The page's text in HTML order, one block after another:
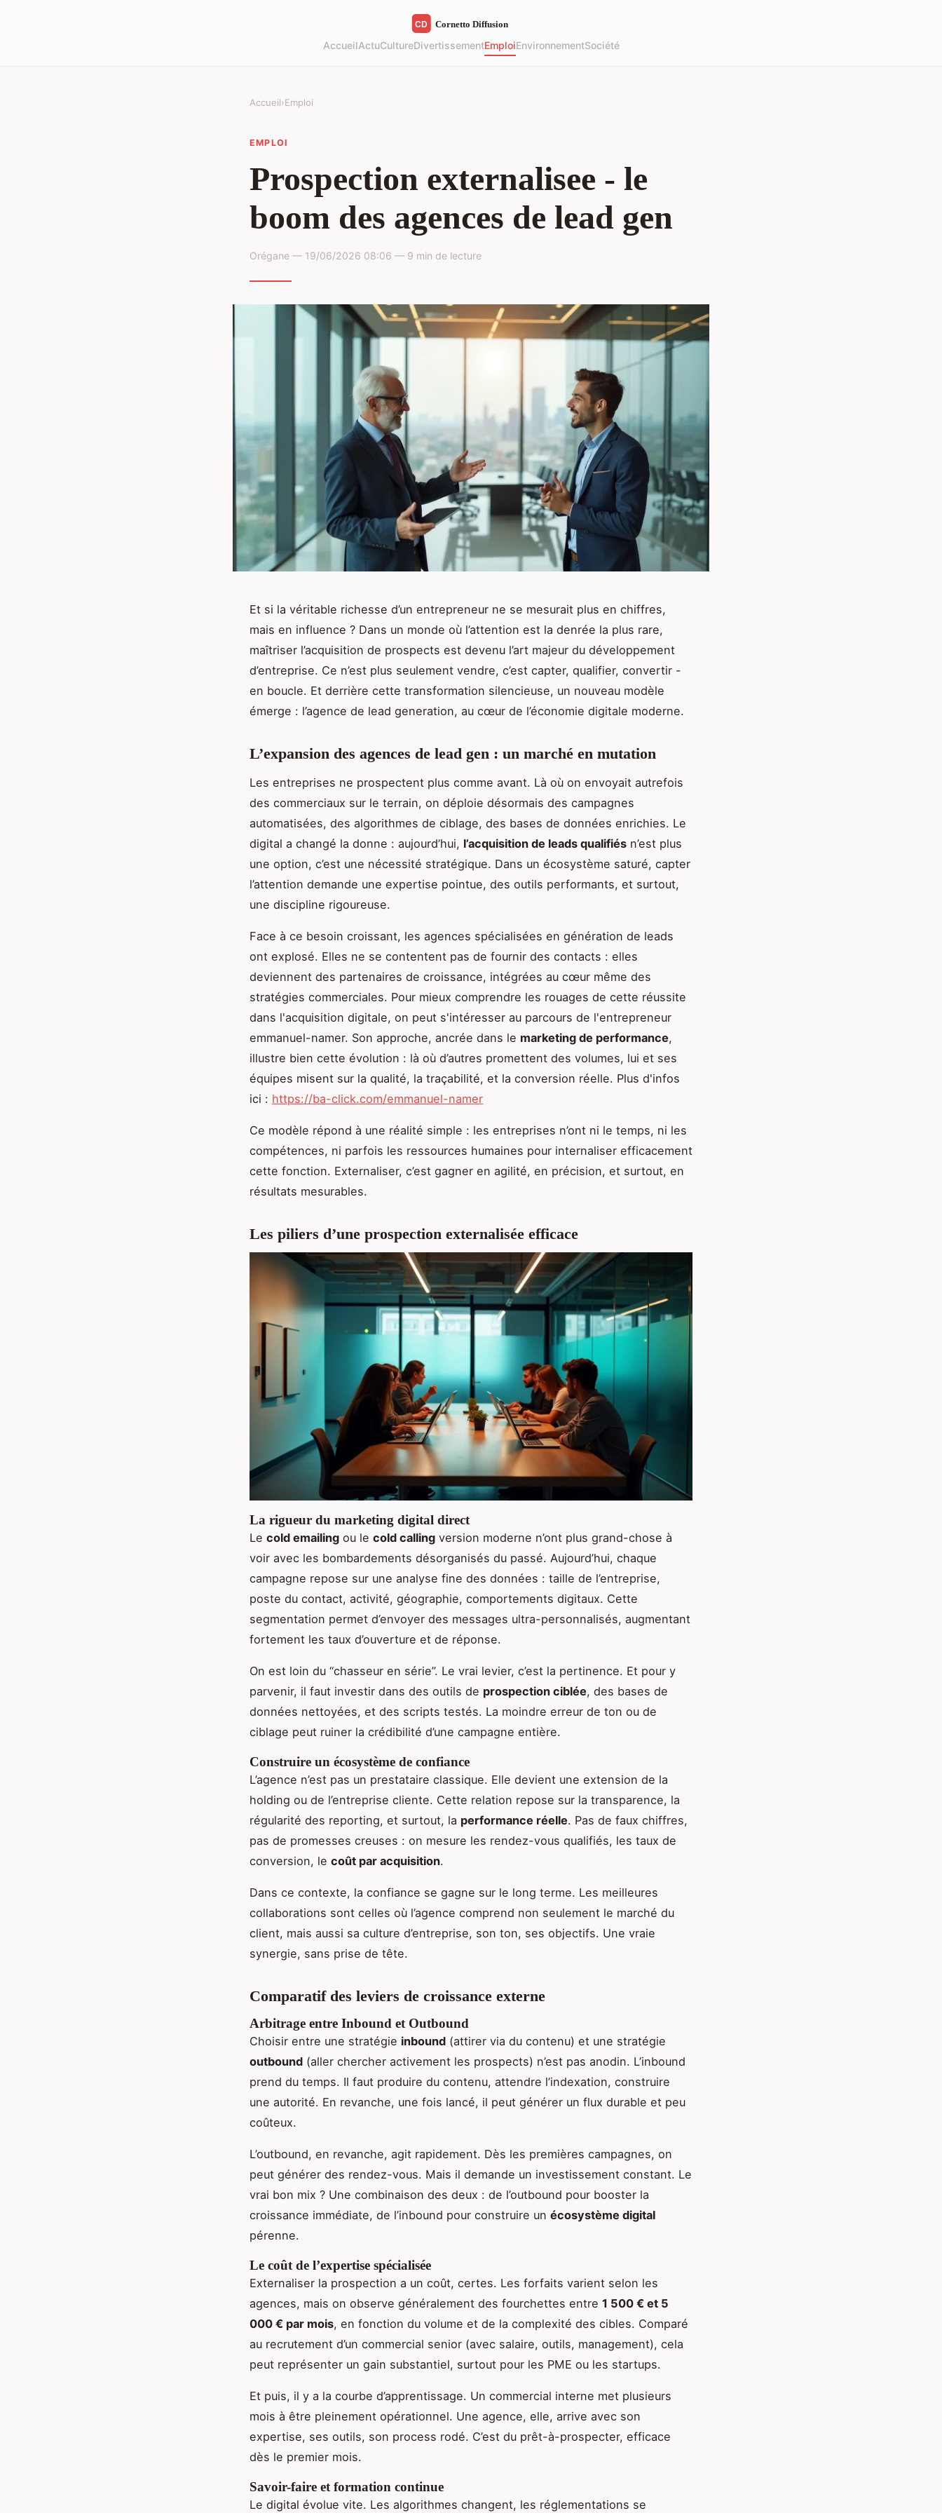
AccueilActuCultureDivertissementEmploiEnvironnementSociété
Accueil›Emploi
EMPLOI
Prospection externalisee - le
boom des agences de lead gen
Orégane — 19/06/2026 08:06 — 9 min de lecture
Et si la véritable richesse d’un entrepreneur ne se mesurait plus en chiffres,
mais en influence ? Dans un monde où l’attention est la denrée la plus rare,
maîtriser l’acquisition de prospects est devenu l’art majeur du développement
d’entreprise. Ce n’est plus seulement vendre, c’est capter, qualifier, convertir -
en boucle. Et derrière cette transformation silencieuse, un nouveau modèle
émerge : l’agence de lead generation, au cœur de l’économie digitale moderne.
L’expansion des agences de lead gen : un marché en mutation
Les entreprises ne prospectent plus comme avant. Là où on envoyait autrefois
des commerciaux sur le terrain, on déploie désormais des campagnes
automatisées, des algorithmes de ciblage, des bases de données enrichies. Le
digital a changé la donne : aujourd’hui, l’acquisition de leads qualifiés n’est plus
une option, c’est une nécessité stratégique. Dans un écosystème saturé, capter
l’attention demande une expertise pointue, des outils performants, et surtout,
une discipline rigoureuse.
Face à ce besoin croissant, les agences spécialisées en génération de leads
ont explosé. Elles ne se contentent pas de fournir des contacts : elles
deviennent des partenaires de croissance, intégrées au cœur même des
stratégies commerciales. Pour mieux comprendre les rouages de cette réussite
dans l'acquisition digitale, on peut s'intéresser au parcours de l'entrepreneur
emmanuel-namer. Son approche, ancrée dans le marketing de performance,
illustre bien cette évolution : là où d’autres promettent des volumes, lui et ses
équipes misent sur la qualité, la traçabilité, et la conversion réelle. Plus d'infos
ici : https://ba-click.com/emmanuel-namer
Ce modèle répond à une réalité simple : les entreprises n’ont ni le temps, ni les
compétences, ni parfois les ressources humaines pour internaliser efficacement
cette fonction. Externaliser, c’est gagner en agilité, en précision, et surtout, en
résultats mesurables.
Les piliers d’une prospection externalisée efficace
La rigueur du marketing digital direct
Le cold emailing ou le cold calling version moderne n’ont plus grand-chose à
voir avec les bombardements désorganisés du passé. Aujourd’hui, chaque
campagne repose sur une analyse fine des données : taille de l’entreprise,
poste du contact, activité, géographie, comportements digitaux. Cette
segmentation permet d’envoyer des messages ultra-personnalisés, augmentant
fortement les taux d’ouverture et de réponse.
On est loin du “chasseur en série”. Le vrai levier, c’est la pertinence. Et pour y
parvenir, il faut investir dans des outils de prospection ciblée, des bases de
données nettoyées, et des scripts testés. La moindre erreur de ton ou de
ciblage peut ruiner la crédibilité d’une campagne entière.
Construire un écosystème de confiance
L’agence n’est pas un prestataire classique. Elle devient une extension de la
holding ou de l’entreprise cliente. Cette relation repose sur la transparence, la
régularité des reporting, et surtout, la performance réelle. Pas de faux chiffres,
pas de promesses creuses : on mesure les rendez-vous qualifiés, les taux de
conversion, le coût par acquisition.
Dans ce contexte, la confiance se gagne sur le long terme. Les meilleures
collaborations sont celles où l’agence comprend non seulement le marché du
client, mais aussi sa culture d’entreprise, son ton, ses objectifs. Une vraie
synergie, sans prise de tête.
Comparatif des leviers de croissance externe
Arbitrage entre Inbound et Outbound
Choisir entre une stratégie inbound (attirer via du contenu) et une stratégie
outbound (aller chercher activement les prospects) n’est pas anodin. L’inbound
prend du temps. Il faut produire du contenu, attendre l’indexation, construire
une autorité. En revanche, une fois lancé, il peut générer un flux durable et peu
coûteux.
L’outbound, en revanche, agit rapidement. Dès les premières campagnes, on
peut générer des rendez-vous. Mais il demande un investissement constant. Le
vrai bon mix ? Une combinaison des deux : de l’outbound pour booster la
croissance immédiate, de l’inbound pour construire un écosystème digital
pérenne.
Le coût de l’expertise spécialisée
Externaliser la prospection a un coût, certes. Les forfaits varient selon les
agences, mais on observe généralement des fourchettes entre 1 500 € et 5
000 € par mois, en fonction du volume et de la complexité des cibles. Comparé
au recrutement d’un commercial senior (avec salaire, outils, management), cela
peut représenter un gain substantiel, surtout pour les PME ou les startups.
Et puis, il y a la courbe d’apprentissage. Un commercial interne met plusieurs
mois à être pleinement opérationnel. Une agence, elle, arrive avec son
expertise, ses outils, son process rodé. C’est du prêt-à-prospecter, efficace
dès le premier mois.
Savoir-faire et formation continue
Le digital évolue vite. Les algorithmes changent, les réglementations se